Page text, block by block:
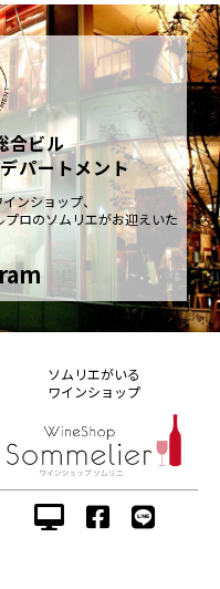
合ビル
パートメント
ンショップ、
ロのソムリエがお迎えいた
ソムリエがいる
ワインショップ